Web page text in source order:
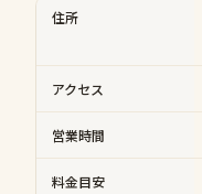
住所
アクセス
営業時間
料金目安